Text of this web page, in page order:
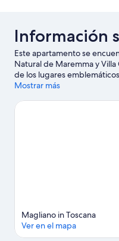
Información
Este apartamento se
Natural de Maremma y
de los lugares
puedes admirar en Oasis
Fontermosa y Acuario
Mostrar más
Magliano in Toscana
Ver en el mapa